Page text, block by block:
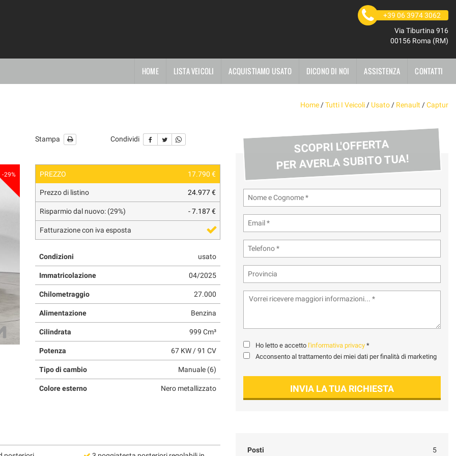
+39 06 3974 3062
Via Tiburtina 916
00156 Roma (RM)
HOME LISTA VEICOLI ACQUISTIAMO USATO DICONO DI NOI ASSISTENZA CONTATTI
Home /Tutti I Veicoli / Usato / Renault /Captur
Stampa Condividi
-29% PREZZO 17.790 €
Prezzo di listino 24.977 €
Risparmio dal nuovo: (29%) - 7.187 €
Fatturazione con iva esposta
Condizioni usato
Immatricolazione 04/2025
Chilometraggio 27.000
Alimentazione Benzina
Cilindrata 999 Cm³
Potenza 67 KW / 91 CV
Tipo di cambio Manuale (6)
Colore esterno Nero metallizzato
SCOPRI L'OFFERTA
PER AVERLA SUBITO TUA!
Ho letto e accetto l'informativa privacy *
Acconsento al trattamento dei miei dati per finalità di marketing
INVIA LA TUA RICHIESTA
Posti 5